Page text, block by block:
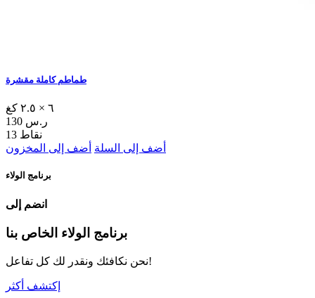
طماطم كاملة مقشرة
٦ × ٢.٥ كغ
130 ر.س
13 نقاط
أضف إلى السلة أضف إلى المخزون
برنامج الولاء
انضم إلى
برنامج الولاء الخاص بنا
نحن نكافئك ونقدر لك كل تفاعل!
إكتشف أكثر